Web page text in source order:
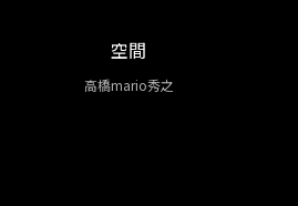
空間
高橋mario秀之